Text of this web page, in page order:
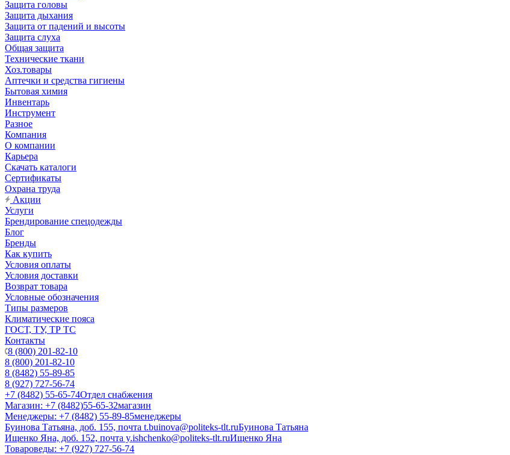
Защита головы
Защита дыхания
Защита от падений и высоты
Защита слуха
Общая защита
Технические ткани
Хоз.товары
Аптечки и средства гигиены
Бытовая химия
Инвентарь
Инструмент
Разное
Компания
О компании
Карьера
Cкачать каталоги
Сертификаты
Охрана труда
Акции
Услуги
Брендирование спецодежды
Блог
Бренды
Как купить
Условия оплаты
Условия доставки
Возврат товара
Условные обозначения
Типы размеров
Климатические пояса
ГОСТ, ТУ, ТР ТС
Контакты
8 (800) 201-82-10
8 (800) 201-82-10
8 (8482) 55-89-85
8 (927) 727-56-74
+7 (8482) 55-65-74Отдел снабжения
Магазин: +7 (8482)55-65-32магазин
Менеджеры: +7 (8482) 55-89-85менеджеры
Буинова Татьяна, доб. 155, почта t.buinova@politeks-tlt.ruБуинова Татьяна
Ищенко Яна, доб. 152, почта y.ishchenko@politeks-tlt.ruИщенко Яна
Товароведы: +7 (927) 727-56-74